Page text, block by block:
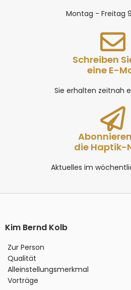
Montag - Freitag
Schreiben
eine E-
Sie erhalten zeitnah
die Haptik-
Aktuelles im
Kim Bernd Kolb
Zur Person
Qualität
Alleinstellungsmerkmal
Vorträge